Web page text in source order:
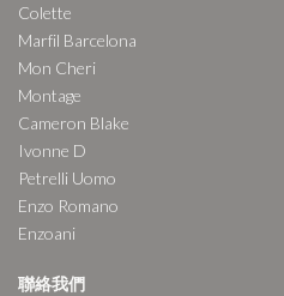
Colette
Marfil Barcelona
Mon Cheri
Montage
Cameron Blake
Ivonne D
Petrelli Uomo
Enzo Romano
Enzoani
聯絡我們